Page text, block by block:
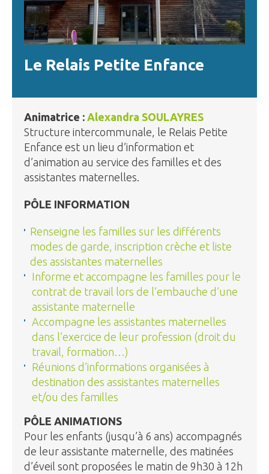
Le Relais Petite Enfance
Animatrice : Alexandra SOULAYRES
Structure intercommunale, le Relais Petite
Enfance est un lieu d’information et
d’animation au service des familles et des
assistantes maternelles.
PÔLE INFORMATION
Renseigne les familles sur les différents
modes de garde, inscription crèche et liste
des assistantes maternelles
Informe et accompagne les familles pour le
contrat de travail lors de l’embauche d’une
assistante maternelle
Accompagne les assistantes maternelles
dans l’exercice de leur profession (droit du
travail, formation…)
Réunions d’informations organisées à
destination des assistantes maternelles
et/ou des familles
PÔLE ANIMATIONS
Pour les enfants (jusqu’à 6 ans) accompagnés
de leur assistante maternelle, des matinées
d’éveil sont proposées le matin de 9h30 à 12h